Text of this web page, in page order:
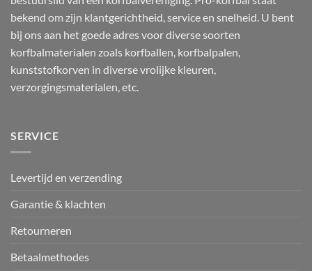
bekend om zijn klantgerichtheid, service en snelheid. U bent
bij ons aan het goede adres voor diverse soorten
korfbalmaterialen zoals korfballen, korfbalpalen,
kunststofkorven in diverse vrolijke kleuren,
verzorgingsmaterialen, etc.
SERVICE
Levertijd en verzending
Garantie & klachten
Retourneren
Betaalmethodes